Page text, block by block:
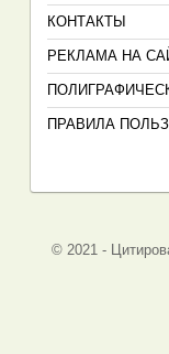
КОНТАКТЫ
РЕКЛАМА НА
ПРАВИЛА
© 2021 -